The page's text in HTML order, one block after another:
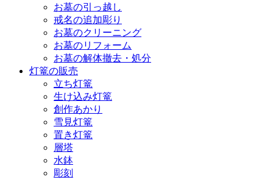
お墓の引っ越し
戒名の追加彫り
お墓のクリーニング
お墓のリフォーム
お墓の解体撤去・処分
灯篭の販売
立ち灯篭
生け込み灯篭
創作あかり
雪見灯篭
置き灯篭
層塔
水鉢
彫刻